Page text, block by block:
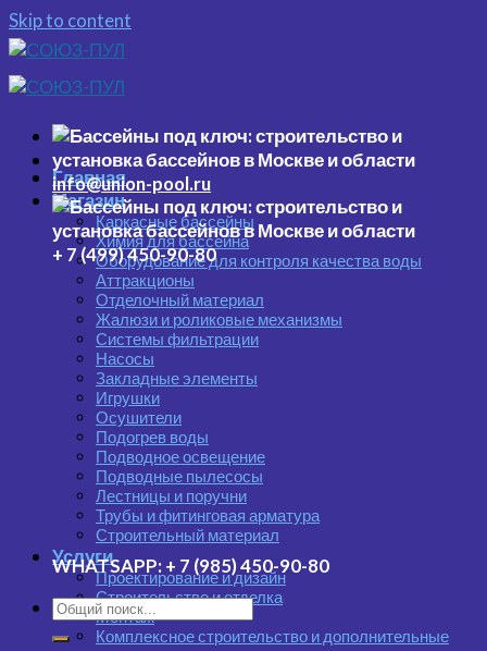
Skip to content
Главная
Магазин
Каркасные бассейны
Химия для бассейна
Оборудование для контроля качества воды
Аттракционы
Отделочный материал
Жалюзи и роликовые механизмы
Системы фильтрации
Насосы
Закладные элементы
Игрушки
Осушители
Подогрев воды
Подводное освещение
Подводные пылесосы
Лестницы и поручни
Трубы и фитинговая арматура
Строительный материал
Услуги
Проектирование и дизайн
Строительство и отделка
Монтаж
Комплексное строительство и дополнительные
info@union-pool.ru
+ 7 (499) 450-90-80
WHATSAPP: + 7 (985) 450-90-80